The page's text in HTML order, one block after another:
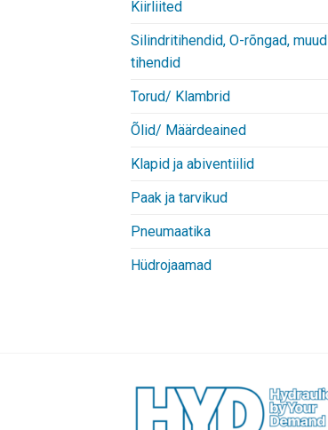
Kiirliited
Silindritihendid, O-rõngad, muud
tihendid
Torud/ Klambrid
Õlid/ Määrdeained
Klapid ja abiventiilid
Paak ja tarvikud
Pneumaatika
Hüdrojaamad